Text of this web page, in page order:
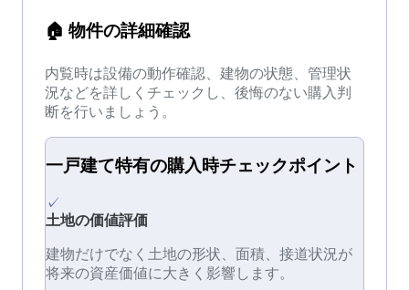
🏠 物件の詳細確認
内覧時は設備の動作確認、建物の状態、管理状
況などを詳しくチェックし、後悔のない購入判
断を行いましょう。
一戸建て特有の購入時チェックポイント
✓
土地の価値評価
建物だけでなく土地の形状、面積、接道状況が
将来の資産価値に大きく影響します。